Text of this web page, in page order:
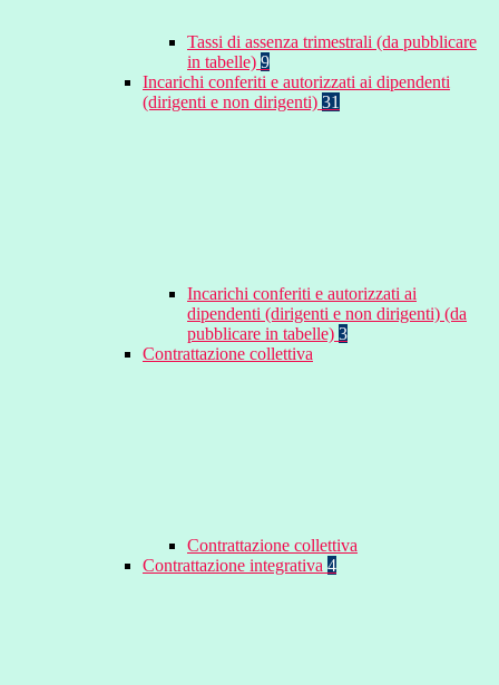
Tassi di assenza trimestrali (da pubblicare
in tabelle) 9
Incarichi conferiti e autorizzati ai dipendenti
(dirigenti e non dirigenti) 31
Incarichi conferiti e autorizzati ai
dipendenti (dirigenti e non dirigenti) (da
pubblicare in tabelle) 3
Contrattazione collettiva
Contrattazione collettiva
Contrattazione integrativa 4